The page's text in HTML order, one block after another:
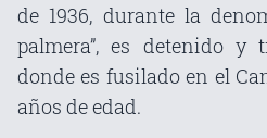
de 1936, durante la
palmera”, es detenido y
donde es fusilado en el
años de edad.